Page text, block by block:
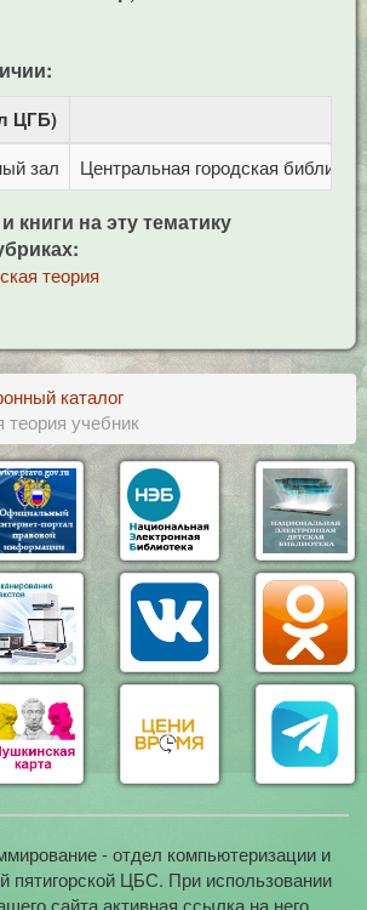
ЦГБ)
зал Центральная городская
книги на эту тематику
теория
каталог
теория учебник
- отдел компьютеризации и
пятигорской ЦБС. При использовании